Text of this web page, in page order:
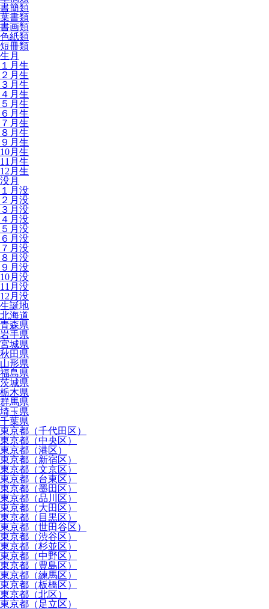
書簡類
葉書類
書画類
色紙類
短冊類
生月
１月生
２月生
３月生
４月生
５月生
６月生
７月生
８月生
９月生
10月生
11月生
12月生
没月
１月没
２月没
３月没
４月没
５月没
６月没
７月没
８月没
９月没
10月没
11月没
12月没
生誕地
北海道
青森県
岩手県
宮城県
秋田県
山形県
福島県
茨城県
栃木県
群馬県
埼玉県
千葉県
東京都（千代田区）
東京都（中央区）
東京都（港区）
東京都（新宿区）
東京都（文京区）
東京都（台東区）
東京都（墨田区）
東京都（品川区）
東京都（大田区）
東京都（目黒区）
東京都（世田谷区）
東京都（渋谷区）
東京都（杉並区）
東京都（中野区）
東京都（豊島区）
東京都（練馬区）
東京都（板橋区）
東京都（北区）
東京都（足立区）